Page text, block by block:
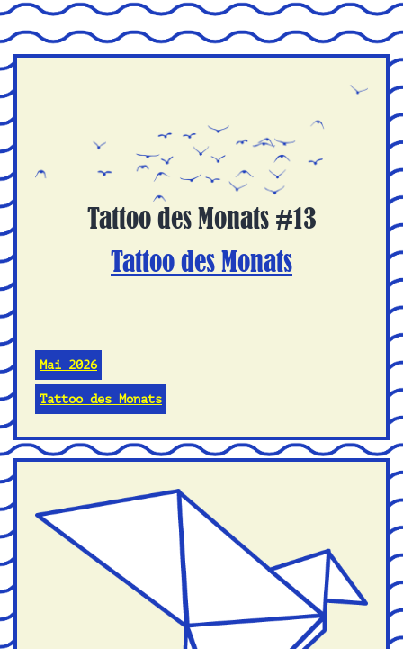
Tattoo des Monats #13
Tattoo des Monats
Mai 2026
Tattoo des Monats